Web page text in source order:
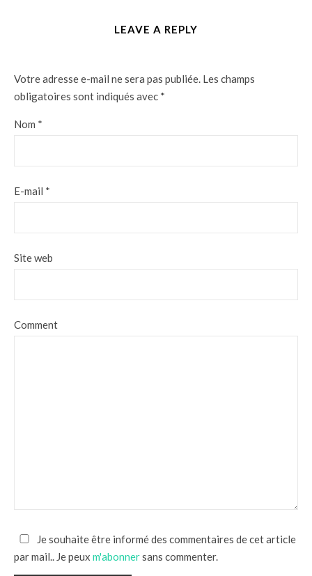
LEAVE A REPLY
Votre adresse e-mail ne sera pas publiée. Les champs
obligatoires sont indiqués avec *
Nom *
E-mail *
Site web
Comment
Je souhaite être informé des commentaires de cet article
par mail.. Je peux m'abonnersans commenter.